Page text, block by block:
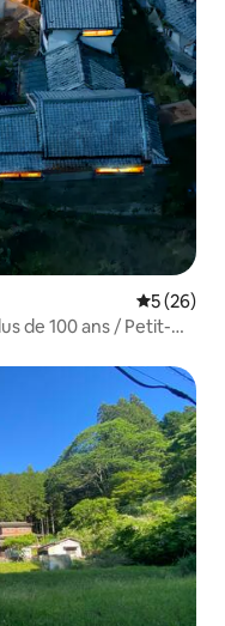
5 (26)
de 100 ans / Petit-